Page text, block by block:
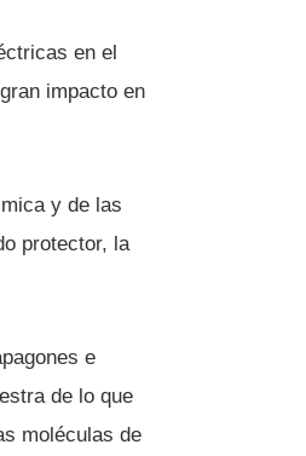
en el
impacto en
y de las
protector, la
e
de lo que
moléculas de